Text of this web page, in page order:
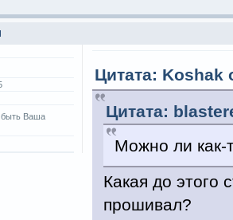
Ваша
Цитата: Koshak
Цитата:
Можно ли как-
Какая до этого
прошивал?